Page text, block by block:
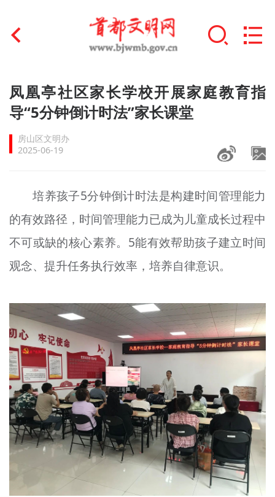
首页
文明创建
文明实践
未成年人思想道德建设
榜样人物
+
身边好人
北京宣传文化引导基金
宣传思想文化人才
专题
资料库
+
凤凰亭社区家长学校开展家庭教育指
导“5分钟倒计时法”家长课堂
房山区文明办
2025-06-19
培养孩子5分钟倒计时法是构建时间管理能力
的有效路径，时间管理能力已成为儿童成长过程中
不可或缺的核心素养。5能有效帮助孩子建立时间
观念、提升任务执行效率，培养自律意识。